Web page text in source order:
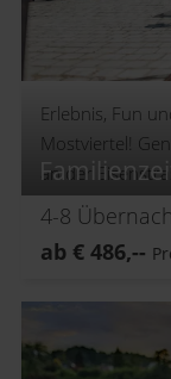
Erlebnis, Fun
Mostviertel!
an der
4-8
ab € 486,--